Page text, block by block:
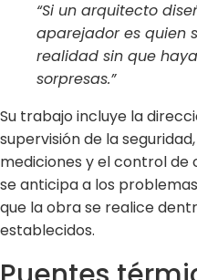
“Si un arquitecto
aparejador es quien
realidad sin que
sorpresas.”
Su trabajo incluye la
supervisión de la
mediciones y el control de
se anticipa a los
que la obra se realice
establecidos.